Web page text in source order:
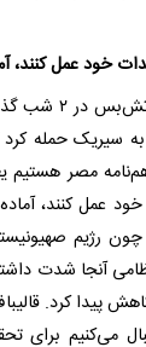
خود عمل
وی ادامه
به سیریک حمله
مصر
عمل کنند،
رژیم
آنجا شدت
پیدا کرد.